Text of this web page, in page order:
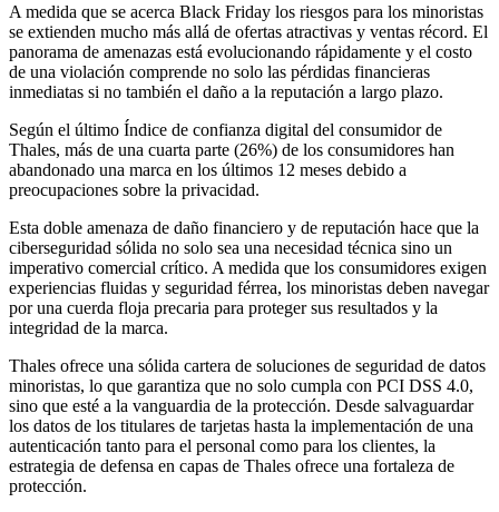
A medida que se acerca Black Friday los riesgos para los minoristas
se extienden mucho más allá de ofertas atractivas y ventas récord. El
panorama de amenazas está evolucionando rápidamente y el costo
de una violación comprende no solo las pérdidas financieras
inmediatas si no también el daño a la reputación a largo plazo.
Según el último Índice de confianza digital del consumidor de
Thales, más de una cuarta parte (26%) de los consumidores han
abandonado una marca en los últimos 12 meses debido a
preocupaciones sobre la privacidad.
Esta doble amenaza de daño financiero y de reputación hace que la
ciberseguridad sólida no solo sea una necesidad técnica sino un
imperativo comercial crítico. A medida que los consumidores exigen
experiencias fluidas y seguridad férrea, los minoristas deben navegar
por una cuerda floja precaria para proteger sus resultados y la
integridad de la marca.
Thales ofrece una sólida cartera de soluciones de seguridad de datos
minoristas, lo que garantiza que no solo cumpla con PCI DSS 4.0,
sino que esté a la vanguardia de la protección. Desde salvaguardar
los datos de los titulares de tarjetas hasta la implementación de una
autenticación tanto para el personal como para los clientes, la
estrategia de defensa en capas de Thales ofrece una fortaleza de
protección.